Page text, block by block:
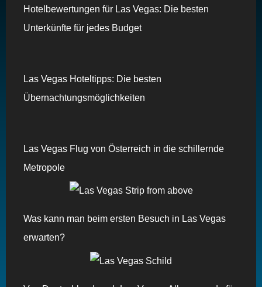
Hotelbewertungen für Las Vegas: Die besten
Unterkünfte für jedes Budget
Las Vegas Hoteltipps: Die besten
Übernachtungsmöglichkeiten
Las Vegas Flug von Österreich in die schillernde
Metropole
Was kann man beim ersten Besuch in Las Vegas
erwarten?